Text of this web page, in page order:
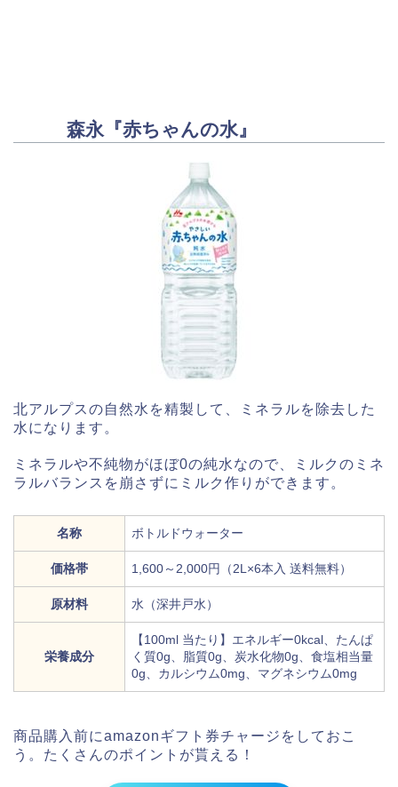
森永『赤ちゃんの水』
北アルプスの自然水を精製して、ミネラルを除去した
水になります。
ミネラルや不純物がほぼ0の純水なので、ミルクのミネ
ラルバランスを崩さずにミルク作りができます。
名称 ボトルドウォーター
価格帯 1,600～2,000円（2L×6本入 送料無料）
原材料 水（深井戸水）
栄養成分
【100ml 当たり】エネルギー0kcal、たんぱ
く質0g、脂質0g、炭水化物0g、食塩相当量
0g、カルシウム0mg、マグネシウム0mg
商品購入前にamazonギフト券チャージをしておこ
う。たくさんのポイントが貰える！